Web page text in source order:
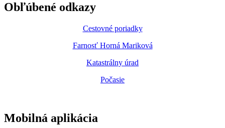
Obľúbené odkazy
Cestovné poriadky
Farnosť Horná Mariková
Katastrálny úrad
Počasie
Mobilná aplikácia